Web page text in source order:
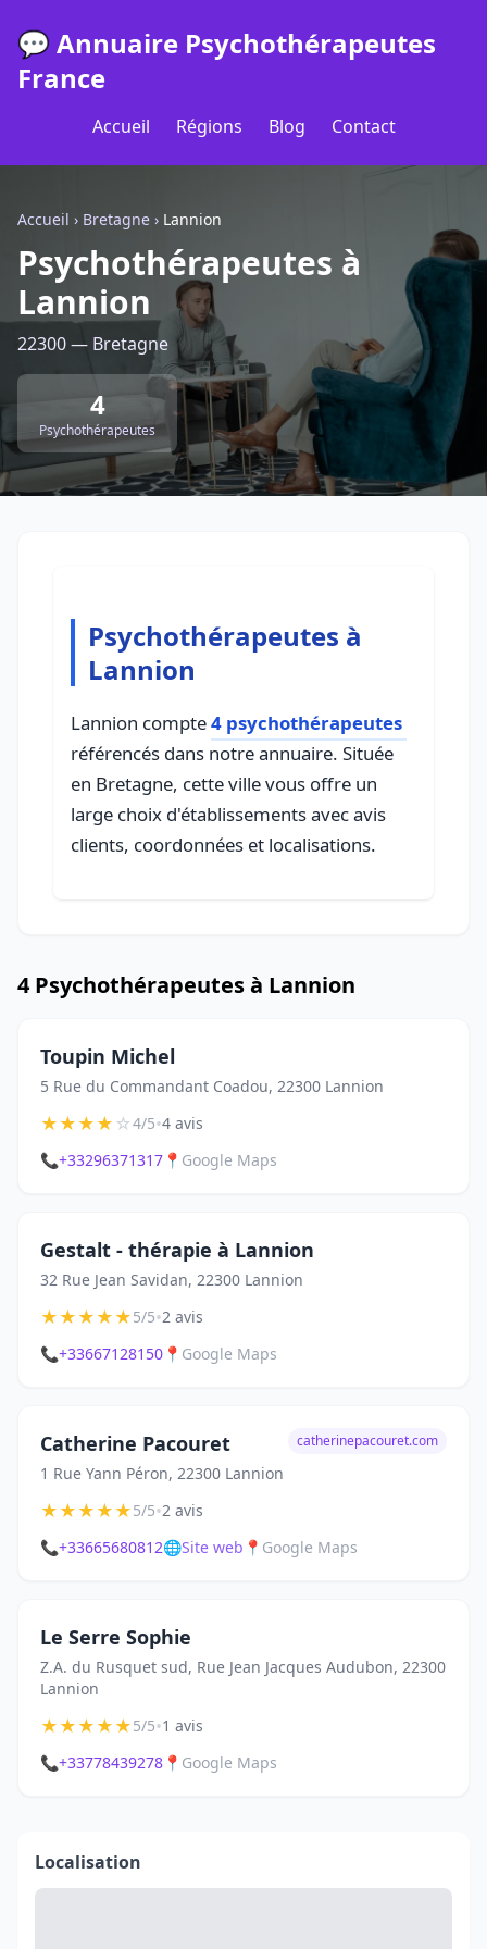
💬 Annuaire Psychothérapeutes
France
Accueil Régions Blog Contact
Accueil › Bretagne › Lannion
Psychothérapeutes à
Lannion
22300 — Bretagne
4
Psychothérapeutes
Psychothérapeutes à
Lannion
Lannion compte4 psychothérapeutes
référencés dans notre annuaire. Située
en Bretagne, cette ville vous offre un
large choix d'établissements avec avis
clients, coordonnées et localisations.
4 Psychothérapeutes à Lannion
Toupin Michel
5 Rue du Commandant Coadou, 22300 Lannion
★★★★☆4/5•4 avis
📞+33296371317 📍 Google Maps
Gestalt - thérapie à Lannion
32 Rue Jean Savidan, 22300 Lannion
★★★★★5/5•2 avis
📞+33667128150 📍 Google Maps
Catherine Pacouret
1 Rue Yann Péron, 22300 Lannion
catherinepacouret.com
★★★★★5/5•2 avis
📞+33665680812🌐Site web 📍 Google Maps
Le Serre Sophie
Z.A. du Rusquet sud, Rue Jean Jacques Audubon, 22300
Lannion
★★★★★5/5•1 avis
📞+33778439278 📍 Google Maps
Localisation